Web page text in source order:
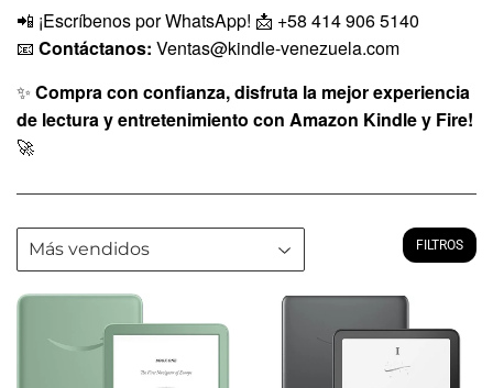
📲 ¡Escríbenos por WhatsApp! 📩 +58 414 906 5140
📧 Contáctanos: Ventas@kindle-venezuela.com
✨ Compra con confianza, disfruta la mejor experiencia
de lectura y entretenimiento con Amazon Kindle y Fire!
🚀
FILTROS